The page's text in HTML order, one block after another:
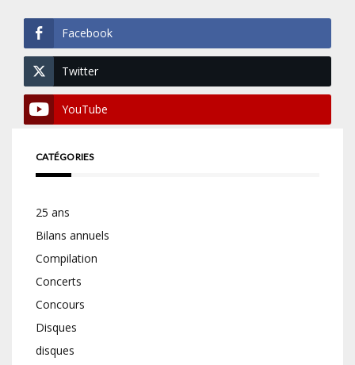
Facebook
Twitter
YouTube
CATÉGORIES
25 ans
Bilans annuels
Compilation
Concerts
Concours
Disques
disques